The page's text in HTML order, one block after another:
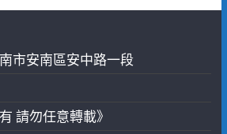
市安南區安中路一段
請勿任意轉載》